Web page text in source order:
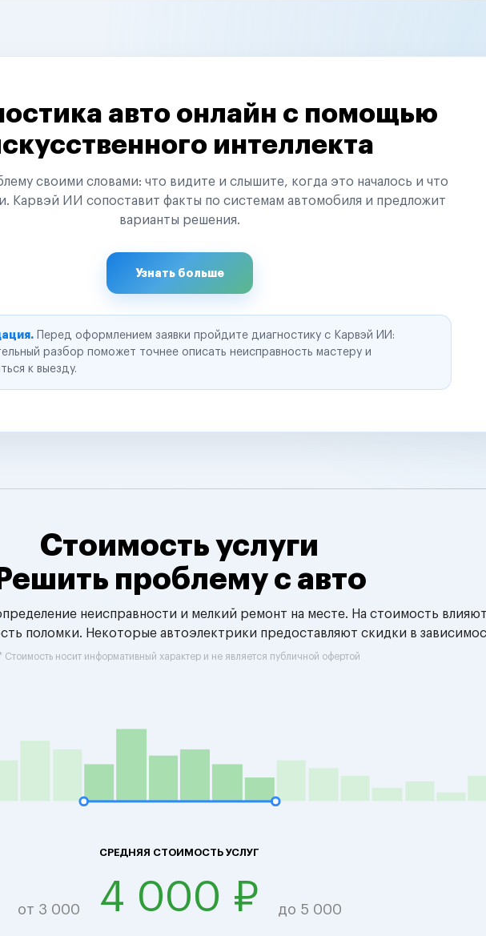
авто онлайн с помощью
интеллекта
своими словами: что видите и слышите, когда это началось и что
Карвэй ИИ сопоставит факты по системам автомобиля и предложит
варианты решения.
Узнать больше
Перед оформлением заявки пройдите диагностику с Карвэй ИИ:
разбор поможет точнее описать неисправность мастеру и
к выезду.
Стоимость услуги
Решить проблему с авто
неисправности и мелкий ремонт на месте. На стоимость
поломки. Некоторые автоэлектрики предоставляют скидки в
Стоимость носит информативный характер и не является публичной офертой
СРЕДНЯЯ СТОИМОСТЬ УСЛУГ
от 3 000 4 000 ₽ до 5 000